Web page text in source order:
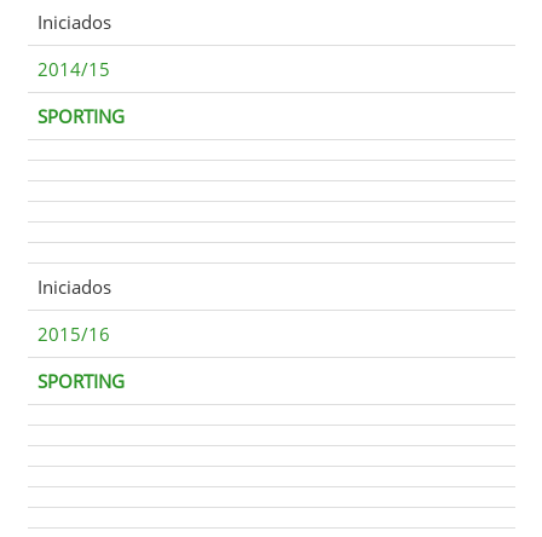
Iniciados
2014/15
SPORTING
Iniciados
2015/16
SPORTING